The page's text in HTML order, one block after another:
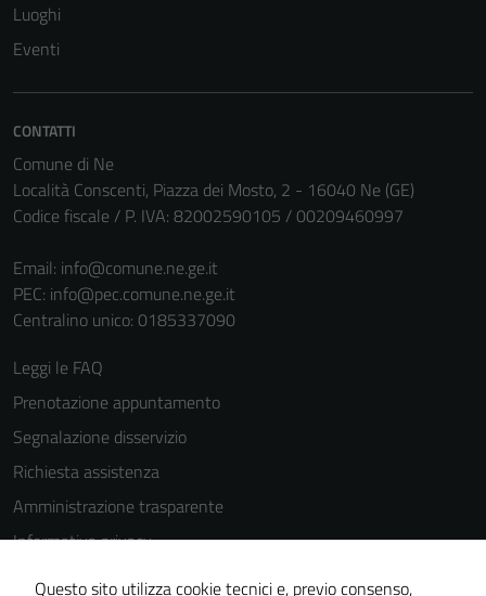
Luoghi
Eventi
CONTATTI
Comune di Ne
Località Conscenti, Piazza dei Mosto, 2 - 16040 Ne (GE)
Codice fiscale / P. IVA: 82002590105 / 00209460997
Email: info@comune.ne.ge.it
PEC: info@pec.comune.ne.ge.it
Centralino unico: 0185337090
Leggi le FAQ
Prenotazione appuntamento
Segnalazione disservizio
Richiesta assistenza
Amministrazione trasparente
Informativa privacy
Cookie Policy
Questo sito utilizza cookie tecnici e, previo consenso,